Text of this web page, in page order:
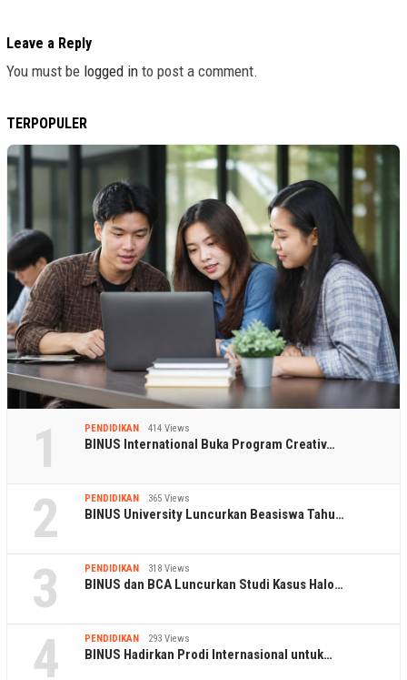
Leave a Reply
You must be logged in to post a comment.
TERPOPULER
1 PENDIDIKAN 414 Views
BINUS International Buka Program Creativ…
2 PENDIDIKAN 365 Views
BINUS University Luncurkan Beasiswa Tahu…
3 PENDIDIKAN 318 Views
BINUS dan BCA Luncurkan Studi Kasus Halo…
4 PENDIDIKAN 293 Views
BINUS Hadirkan Prodi Internasional untuk…